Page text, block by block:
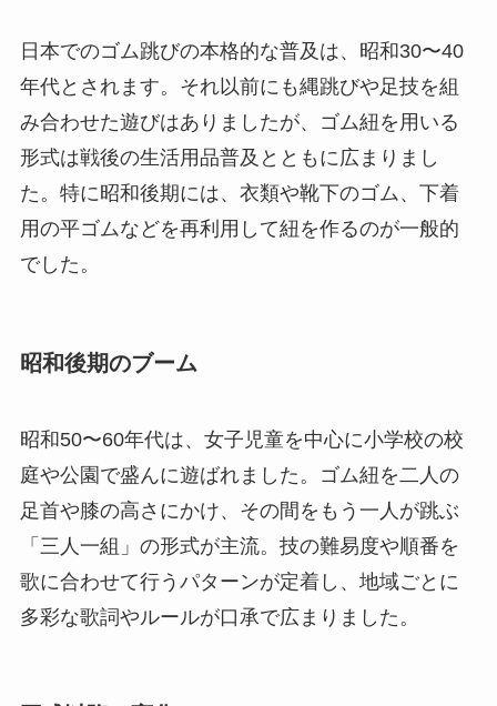
日本でのゴム跳びの本格的な普及は、昭和30〜40
年代とされます。それ以前にも縄跳びや足技を組
み合わせた遊びはありましたが、ゴム紐を用いる
形式は戦後の生活用品普及とともに広まりまし
た。特に昭和後期には、衣類や靴下のゴム、下着
用の平ゴムなどを再利用して紐を作るのが一般的
でした。
昭和後期のブーム
昭和50〜60年代は、女子児童を中心に小学校の校
庭や公園で盛んに遊ばれました。ゴム紐を二人の
足首や膝の高さにかけ、その間をもう一人が跳ぶ
「三人一組」の形式が主流。技の難易度や順番を
歌に合わせて行うパターンが定着し、地域ごとに
多彩な歌詞やルールが口承で広まりました。